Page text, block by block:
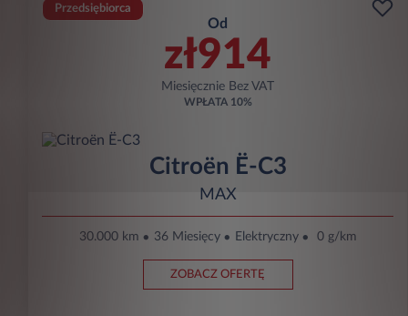
Przedsiębiorca
Od
zł914
Miesięcznie Bez VAT
WPŁATA 10%
Citroën Ë-C3
MAX
30.000 km 36 Miesięcy Elektryczny 0 g/km
ZOBACZ OFERTĘ